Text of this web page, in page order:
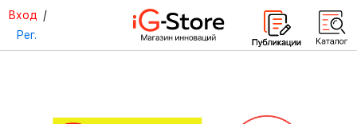
Вход /
Рег.